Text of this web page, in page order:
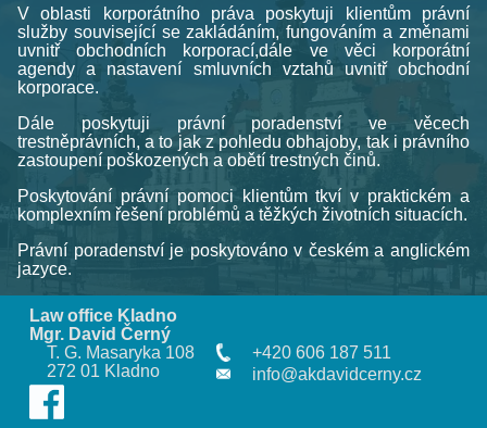
V oblasti korporátního práva poskytuji klientům právní
služby související se zakládáním, fungováním a změnami
uvnitř obchodních korporací,dále ve věci korporátní
agendy a nastavení smluvních vztahů uvnitř obchodní
korporace.
Dále poskytuji právní poradenství ve věcech
trestněprávních, a to jak z pohledu obhajoby, tak i právního
zastoupení poškozených a obětí trestných činů.
Poskytování právní pomoci klientům tkví v praktickém a
komplexním řešení problémů a těžkých životních situacích.
Právní poradenství je poskytováno v českém a anglickém
jazyce.
Law office Kladno
Mgr. David Černý
T. G. Masaryka 108
272 01 Kladno
+420 606 187 511
info@akdavidcerny.cz